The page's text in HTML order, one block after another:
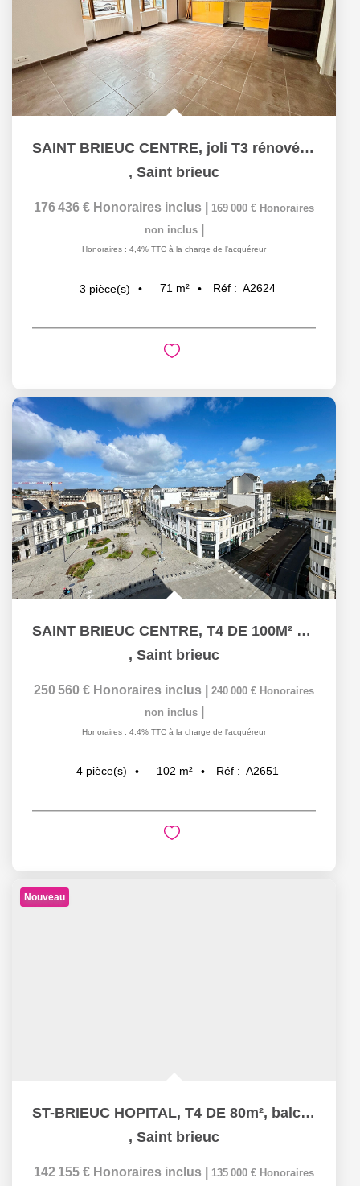
SAINT BRIEUC CENTRE, joli T3 rénové avec garage privatif !
, Saint brieuc
176 436 € Honoraires inclus 169 000 € Honoraires
non inclus
Honoraires : 4,4% TTC à la charge de l'acquéreur
3 pièce(s) 71 m² Réf : A2624
SAINT BRIEUC CENTRE, T4 DE 100M² avec stationnement
, Saint brieuc
250 560 € Honoraires inclus 240 000 € Honoraires
non inclus
Honoraires : 4,4% TTC à la charge de l'acquéreur
4 pièce(s) 102 m² Réf : A2651
Nouveau
ST-BRIEUC HOPITAL, T4 DE 80m², balcons.
, Saint brieuc
142 155 € Honoraires inclus 135 000 € Honoraires